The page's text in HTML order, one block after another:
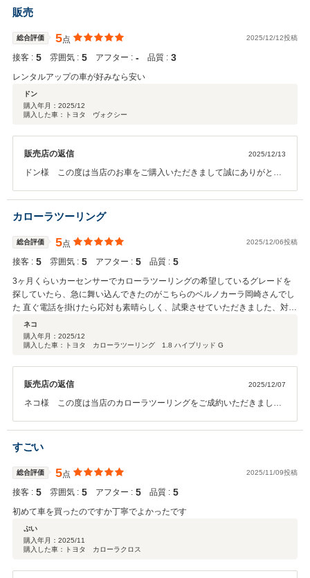
す。遠方の方ですとレスポンス次第では納車が長くなってしまいます
ので感謝申し上げます。新しいお車は雪道も安全なAWD車ですので活
躍すること間違いなしです。雪道ご安全に！ ありがとうございまし
た。
販売
総合評価 5点 2025/12/12投稿
接客 : 5 雰囲気 : 5 アフター : ‐ 品質 : 3
レンタルアップの車が好みなら安い
ドン
購入年月： 2025/12
購入した車：トヨタ ヴォクシー
販売店の返信 2025/12/13
ドン様 この度は当店のお車をご購入いただきまして誠にありがとう
たオークション仕入れの２本柱で販売を行っております。 整備も行き
届いたレンタアップのお車は非常にお値打ちとなっており多くのお客
がしっかりご準備致します。納車を楽しみにお待ちください。ありが
とうございました。
カローラツーリング
総合評価 5点 2025/12/06投稿
接客 : 5 雰囲気 : 5 アフター : 5 品質 : 5
3ヶ月くらいカーセンサーでカローラツーリングの希望しているグレードを
探していたら、急に舞い込んできたのがこちらのベルノカーラ岡崎さんでし
た 直ぐ電話を掛けたら応対も素晴らしく、試乗させていただきました、対応
して頂いた担当の杉山様（店長代理）のテキパキした印象が素晴らしかった
です！（大変忙しそうでした）今後とも宜しくお願い致します。
ネコ
購入年月： 2025/12
購入した車：トヨタ カローラツーリング 1.8 ハイブリッド G
販売店の返信 2025/12/07
ネコ様 この度は当店のカローラツーリングをご成約いただきまして
の数もすごく多く中ネコ様に見つけていただき即決のご商談ができま
したこと感謝しております。試乗らしいものではありませんでしたが
た。テキパキした姿見ていただき嬉しく思います。納車までお時間が
ございますが楽しみにお待ちください。ありがとうございました。
すごい
総合評価 5点 2025/11/09投稿
接客 : 5 雰囲気 : 5 アフター : 5 品質 : 5
初めて車を買ったのですか丁寧でよかったです
ぷい
購入年月： 2025/11
購入した車：トヨタ カローラクロス